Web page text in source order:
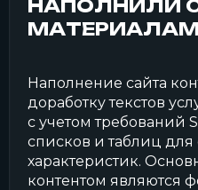
НАПОЛНИЛИ
Наполнение сайта
доработку текстов
с учетом требований
списков и таблиц для
характеристик.
контентом являются